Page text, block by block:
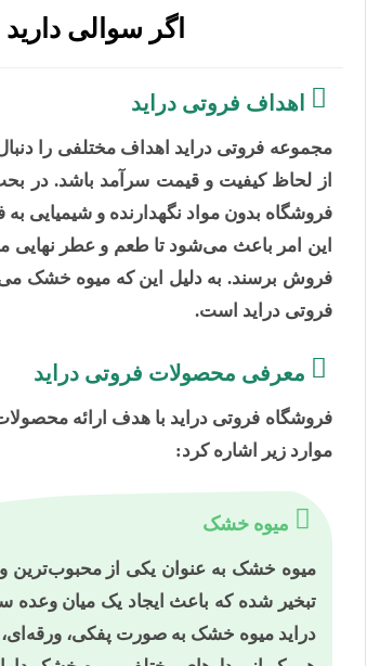
اگر سوالی دارید
اهداف فروتی دراید
مجموعه فروتی دراید اهداف مختلفی را
از لحاظ کیفیت و قیمت سرآمد باشد. در
فروشگاه بدون مواد نگهدارنده و شیمیایی
این امر باعث می‌شود تا طعم و عطر
فروش برسند. به دلیل این که میوه خشک
فروتی دراید است.
معرفی محصولات فروتی دراید
فروشگاه فروتی دراید با هدف ارائه
موارد زیر اشاره کرد:
میوه خشک
میوه خشک به عنوان یکی از محبوب‌ترین و
تبخیر شده که باعث ایجاد یک میان
دراید میوه خشک به صورت پفکی،